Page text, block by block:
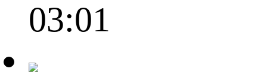
03:01